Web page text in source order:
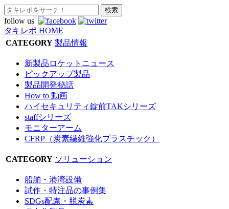
follow us
タキレポ HOME
CATEGORY 製品情報
新製品ロケットニュース
ピックアップ製品
製品開発秘話
How to 動画
ハイセキュリティ錠前TAKシリーズ
staffシリーズ
モニターアーム
CFRP（炭素繊維強化プラスチック）
CATEGORY ソリューション
船舶・港湾設備
試作・特注品の事例集
SDGs配慮・脱炭素